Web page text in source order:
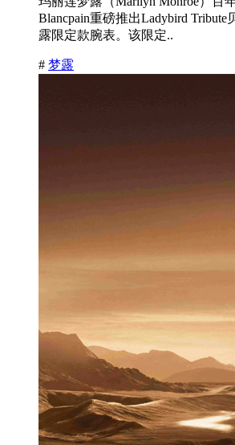
Blancpain重磅推出Ladybird
露限定款腕表。该限定..
# 梦露